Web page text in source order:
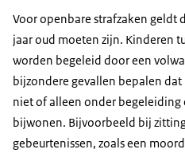
Voor openbare strafzaken geldt
jaar oud moeten zijn. Kinderen
worden begeleid door een
bijzondere gevallen bepalen
niet of alleen onder begeleiding
bijwonen. Bijvoorbeeld bij
gebeurtenissen, zoals een